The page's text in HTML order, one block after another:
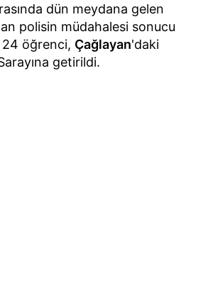
dün meydana gelen
polisin müdahalesi sonucu
24 öğrenci, Çağlayan'daki
getirildi.